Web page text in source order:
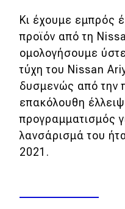
Ασφάλεια
Αγορά
Απόψεις
Test Drive
Δοκιμή
Αποστολή
Κι έχουμε εμπρός
προϊόν από τη
ομολογήσουμε
τύχη του Nissan
δυσμενώς από την
επακόλουθη
προγραμματισμός
λανσάρισμά του
2021.